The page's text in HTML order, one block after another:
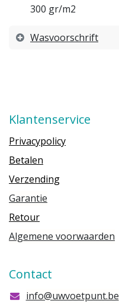
300 gr/m2
Wasvoorschrift
Klantenservice
Privacypolicy
Betalen
Verzending
Garantie
Retour
Algemene voorwaarden
Contact
info@uwvoetpunt.be